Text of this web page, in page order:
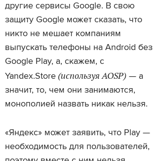
другие сервисы Google. В свою
защиту Google может сказать, что
никто не мешает компаниям
выпускать телефоны на Android без
Google Play, а, скажем, с
Yandex.Store (используя AOSP) — а
значит, то, чем они занимаются,
монополией назвать никак нельзя.
«Яндекс» может заявить, что Play —
необходимость для пользователей,